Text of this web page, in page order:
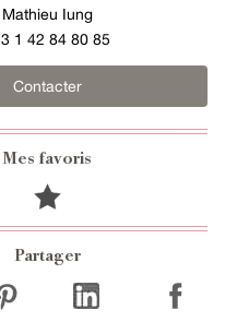
Mathieu Iung
1 42 84 80 85
Contacter
Mes favoris
Partager